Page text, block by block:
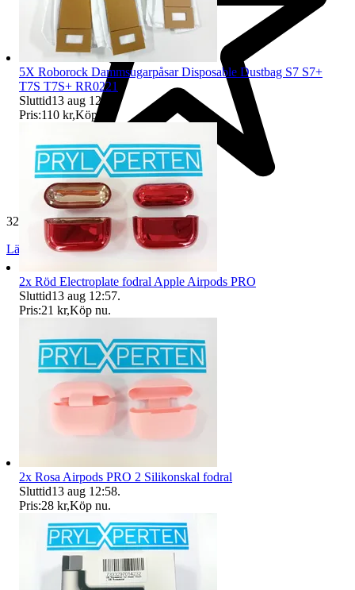
32 507 omdömen
Läs omdömen Följ
5X Roborock Dammsugarpåsar Disposable Dustbag S7 S7+
T7S T7S+ RR0221
Sluttid13 aug 12:55
Pris:110 kr,Köp nu
2x Röd Electroplate fodral Apple Airpods PRO
Sluttid13 aug 12:57.
Pris:21 kr,Köp nu.
2x Rosa Airpods PRO 2 Silikonskal fodral
Sluttid13 aug 12:58.
Pris:28 kr,Köp nu.